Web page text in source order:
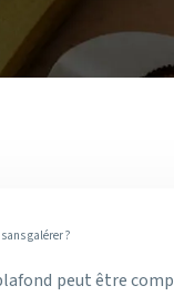
galérer ?
peut être